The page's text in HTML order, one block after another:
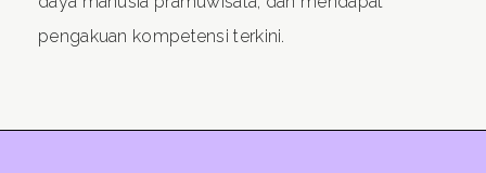
pengakuan kompetensi terkini.